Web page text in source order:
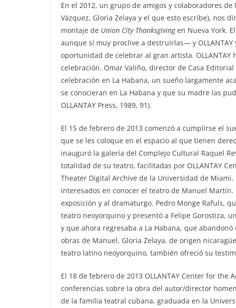
En el 2012, un grupo de amigos y colaboradores
Vázquez, Gloria Zelaya y el que esto escribe), nos
montaje de Union City Thanksgivingen Nueva York.
aunque sí muy proclive a destruirlas— y
oportunidad de celebrar al gran artista.
celebración. Omar Valiño, director de Casa
celebración en La Habana, un sueño largamente
se conocieran en La Habana y que su madre las
OLLANTAY Press, 1989, 91).
El 15 de febrero de 2013 comenzó a cumplirse el
que se les coloque en el espacio al que tienen
inauguró la galería del Complejo Cultural Raquel
totalidad de su teatro, facilitadas por OLLANTAY
Theater Digital Archive de la Universidad de
interesados en conocer el teatro de Manuel
exposición y al dramaturgo. Pedro Monge Rafuls,
teatro neoyorquino y presentó a Felipe Gorostiza,
y que ahora regresaba a La Habana, que
obras de Manuel. Gloria Zelaya, de origen
teatro latino neoyorquino, también ofreció su
El 18 de febrero de 2013 OLLANTAY Center for the
conferencias sobre la obra del autor/director
de la familia teatral cubana, graduada en la